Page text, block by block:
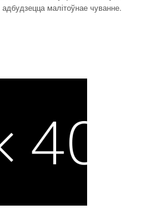
малітоўнае чуванне.